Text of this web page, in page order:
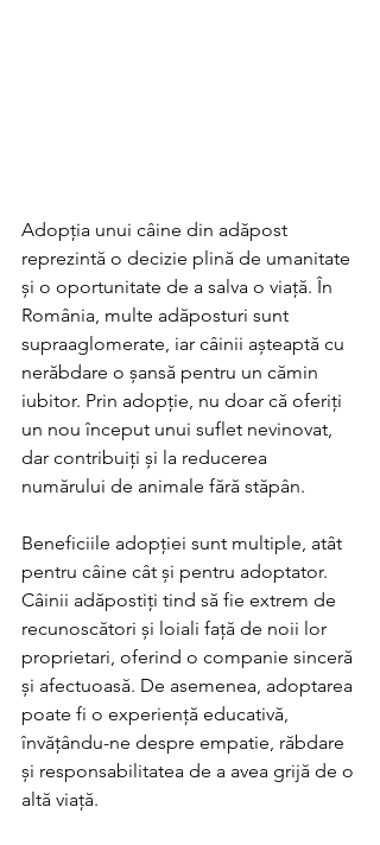
Adopția unui câine din adăpost
reprezintă o decizie plină de umanitate
și o oportunitate de a salva o viață. În
România, multe adăposturi sunt
supraaglomerate, iar câinii așteaptă cu
nerăbdare o șansă pentru un cămin
iubitor. Prin adopție, nu doar că oferiți
un nou început unui suflet nevinovat,
dar contribuiți și la reducerea
numărului de animale fără stăpân.
Beneficiile adopției sunt multiple, atât
pentru câine cât și pentru adoptator.
Câinii adăpostiți tind să fie extrem de
recunoscători și loiali față de noii lor
proprietari, oferind o companie sinceră
și afectuoasă. De asemenea, adoptarea
poate fi o experiență educativă,
învățându-ne despre empatie, răbdare
și responsabilitatea de a avea grijă de o
altă viață.